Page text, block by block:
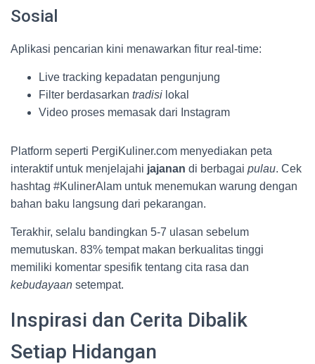
Sosial
Aplikasi pencarian kini menawarkan fitur real-time:
Live tracking kepadatan pengunjung
Filter berdasarkan tradisi lokal
Video proses memasak dari Instagram
Platform seperti PergiKuliner.com menyediakan peta
interaktif untuk menjelajahi jajanan di berbagai pulau. Cek
hashtag #KulinerAlam untuk menemukan warung dengan
bahan baku langsung dari pekarangan.
Terakhir, selalu bandingkan 5-7 ulasan sebelum
memutuskan. 83% tempat makan berkualitas tinggi
memiliki komentar spesifik tentang cita rasa dan
kebudayaan setempat.
Inspirasi dan Cerita Dibalik
Setiap Hidangan